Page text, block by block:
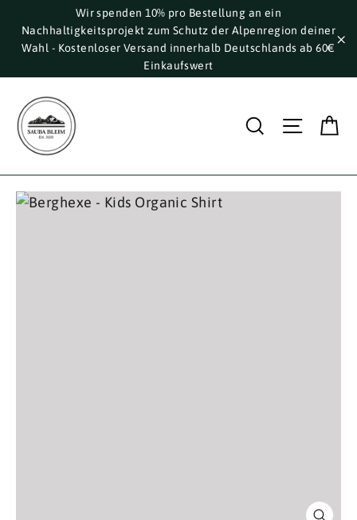
zum
Inhalt
Wir spenden 10% pro Bestellung an ein
Nachhaltigkeitsprojekt zum Schutz der Alpenregion deiner
Wahl - Kostenloser Versand innerhalb Deutschlands ab 60€
Einkaufswert
Suche